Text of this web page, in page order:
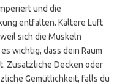
und die
entfalten. Kältere Luft
sich die Muskeln
wichtig, dass dein Raum
Zusätzliche Decken oder
Gemütlichkeit, falls du